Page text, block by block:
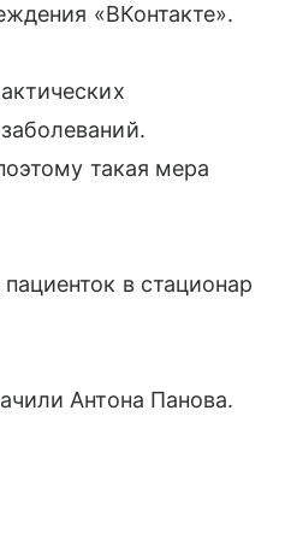
«ВКонтакте».
такая мера
в стационар
Антона Панова.